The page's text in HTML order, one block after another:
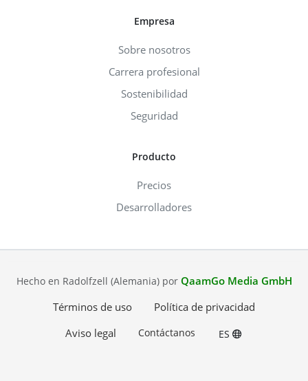
Empresa
Sobre nosotros
Carrera profesional
Sostenibilidad
Seguridad
Producto
Precios
Desarrolladores
Hecho en Radolfzell (Alemania) por QaamGo Media GmbH
Términos de uso
Política de privacidad
Aviso legal
Contáctanos ES